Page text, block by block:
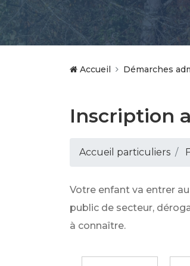
Accueil Démarches
Inscription
Accueil particuliers
Votre enfant va entrer
public de secteur,
à connaître.